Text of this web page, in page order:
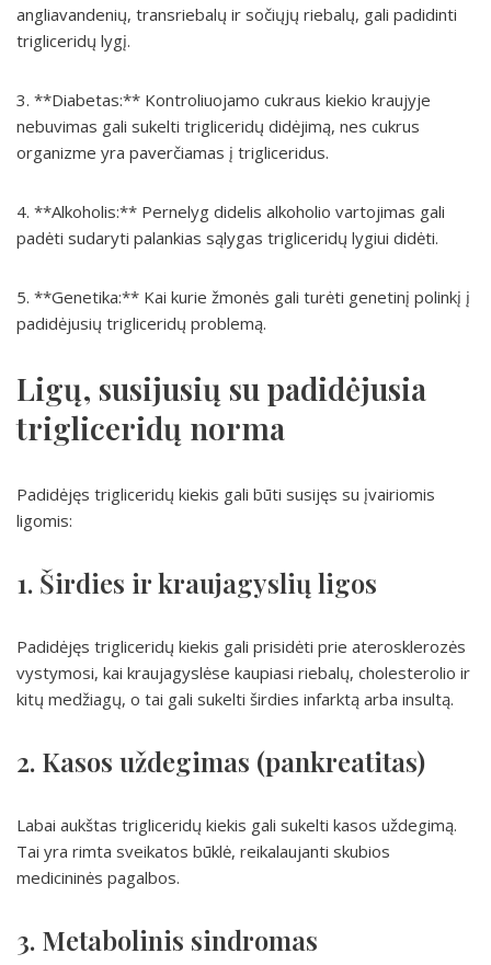
angliavandenių, transriebalų ir sočiųjų riebalų, gali padidinti
trigliceridų lygį.
3. **Diabetas:** Kontroliuojamo cukraus kiekio kraujyje
nebuvimas gali sukelti trigliceridų didėjimą, nes cukrus
organizme yra paverčiamas į trigliceridus.
4. **Alkoholis:** Pernelyg didelis alkoholio vartojimas gali
padėti sudaryti palankias sąlygas trigliceridų lygiui didėti.
5. **Genetika:** Kai kurie žmonės gali turėti genetinį polinkį į
padidėjusių trigliceridų problemą.
Ligų, susijusių su padidėjusia
trigliceridų norma
Padidėjęs trigliceridų kiekis gali būti susijęs su įvairiomis
ligomis:
1. Širdies ir kraujagyslių ligos
Padidėjęs trigliceridų kiekis gali prisidėti prie aterosklerozės
vystymosi, kai kraujagyslėse kaupiasi riebalų, cholesterolio ir
kitų medžiagų, o tai gali sukelti širdies infarktą arba insultą.
2. Kasos uždegimas (pankreatitas)
Labai aukštas trigliceridų kiekis gali sukelti kasos uždegimą.
Tai yra rimta sveikatos būklė, reikalaujanti skubios
medicininės pagalbos.
3. Metabolinis sindromas